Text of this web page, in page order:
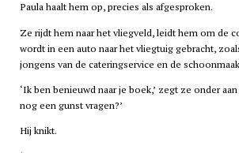
Paula haalt hem op, precies als afgesproken.
Ze rijdt hem naar het vliegveld, leidt hem om de
wordt in een auto naar het vliegtuig gebracht,
jongens van de cateringservice en de
‘Ik ben benieuwd naar je boek,’ zegt ze onder
nog een gunst vragen?’
Hij knikt.